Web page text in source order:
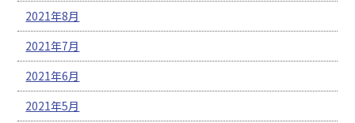
2021年8月
2021年7月
2021年6月
2021年5月